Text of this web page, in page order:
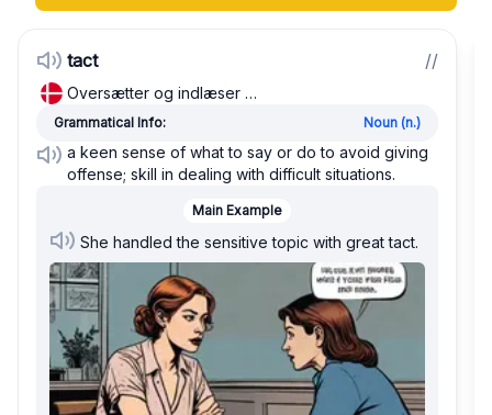
tact //
Oversætter og indlæser …
Grammatical Info: Noun (n.)
a keen sense of what to say or do to avoid giving
offense; skill in dealing with difficult situations.
Main Example
She handled the sensitive topic with great tact.